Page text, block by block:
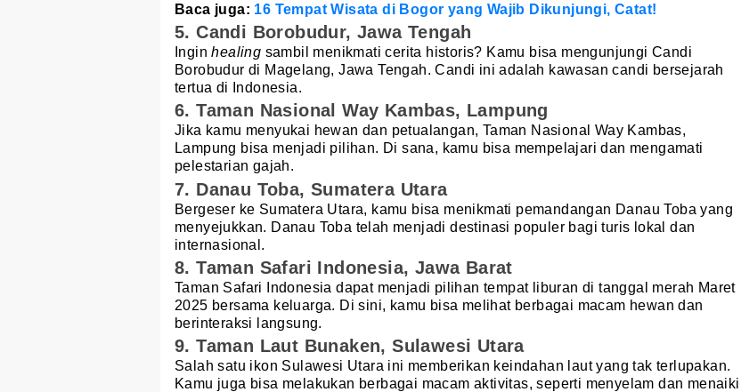
Baca juga: 16 Tempat Wisata di Bogor yang Wajib Dikunjungi, Catat!
5. Candi Borobudur, Jawa Tengah
Inginhealing sambil menikmati cerita historis? Kamu bisa mengunjungi Candi
Borobudur di Magelang, Jawa Tengah. Candi ini adalah kawasan candi bersejarah
tertua di Indonesia.
6. Taman Nasional Way Kambas, Lampung
Jika kamu menyukai hewan dan petualangan, Taman Nasional Way Kambas,
Lampung bisa menjadi pilihan. Di sana, kamu bisa mempelajari dan mengamati
pelestarian gajah.
7. Danau Toba, Sumatera Utara
Bergeser ke Sumatera Utara, kamu bisa menikmati pemandangan Danau Toba yang
menyejukkan. Danau Toba telah menjadi destinasi populer bagi turis lokal dan
internasional.
8. Taman Safari Indonesia, Jawa Barat
Taman Safari Indonesia dapat menjadi pilihan tempat liburan di tanggal merah Maret
2025 bersama keluarga. Di sini, kamu bisa melihat berbagai macam hewan dan
berinteraksi langsung.
9. Taman Laut Bunaken, Sulawesi Utara
Salah satu ikon Sulawesi Utara ini memberikan keindahan laut yang tak terlupakan.
Kamu juga bisa melakukan berbagai macam aktivitas, seperti menyelam dan menaiki